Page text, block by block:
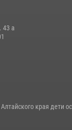
43 а
края дети